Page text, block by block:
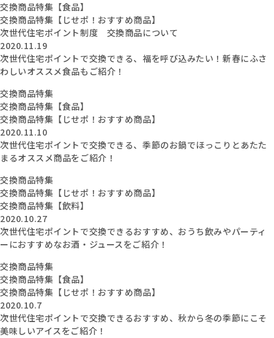
交換商品特集【食品】
交換商品特集【じせポ！おすすめ商品】
次世代住宅ポイント制度 交換商品について
2020.11.19
次世代住宅ポイントで交換できる、福を呼び込みたい！新春にふさ
わしいオススメ食品もご紹介！
交換商品特集
交換商品特集【食品】
交換商品特集【じせポ！おすすめ商品】
2020.11.10
次世代住宅ポイントで交換できる、季節のお鍋でほっこりとあたた
まるオススメ商品をご紹介！
交換商品特集
交換商品特集【じせポ！おすすめ商品】
交換商品特集【飲料】
2020.10.27
次世代住宅ポイントで交換できるおすすめ、おうち飲みやパーティ
ーにおすすめなお酒・ジュースをご紹介！
交換商品特集
交換商品特集【食品】
交換商品特集【じせポ！おすすめ商品】
2020.10.7
次世代住宅ポイントで交換できるおすすめ、秋から冬の季節にこそ
美味しいアイスをご紹介！